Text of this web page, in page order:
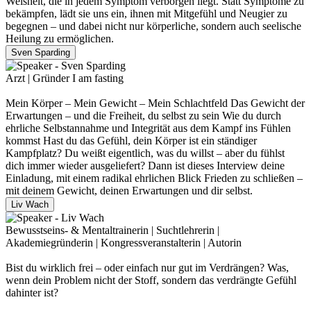
bekämpfen, lädt sie uns ein, ihnen mit Mitgefühl und Neugier zu
begegnen – und dabei nicht nur körperliche, sondern auch seelische
Heilung zu ermöglichen.
Sven Sparding
Arzt | Gründer I am fasting
Mein Körper – Mein Gewicht – Mein Schlachtfeld Das Gewicht der
Erwartungen – und die Freiheit, du selbst zu sein Wie du durch
ehrliche Selbstannahme und Integrität aus dem Kampf ins Fühlen
kommst Hast du das Gefühl, dein Körper ist ein ständiger
Kampfplatz? Du weißt eigentlich, was du willst – aber du fühlst
dich immer wieder ausgeliefert? Dann ist dieses Interview deine
Einladung, mit einem radikal ehrlichen Blick Frieden zu schließen –
mit deinem Gewicht, deinen Erwartungen und dir selbst.
Liv Wach
Bewusstseins- & Mentaltrainerin | Suchtlehrerin |
Akademiegründerin | Kongressveranstalterin | Autorin
Bist du wirklich frei – oder einfach nur gut im Verdrängen? Was,
wenn dein Problem nicht der Stoff, sondern das verdrängte Gefühl
dahinter ist?